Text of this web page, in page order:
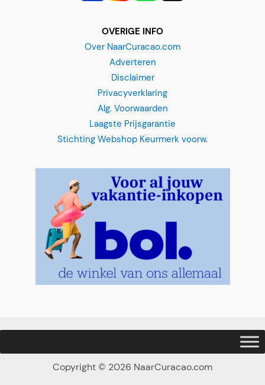
OVERIGE INFO
Over NaarCuracao.com
Adverteren
Disclaimer
Privacyverklaring
Alg. Voorwaarden
Laagste Prijsgarantie
Stichting Webshop Keurmerk voorw.
Copyright © 2026 NaarCuracao.com